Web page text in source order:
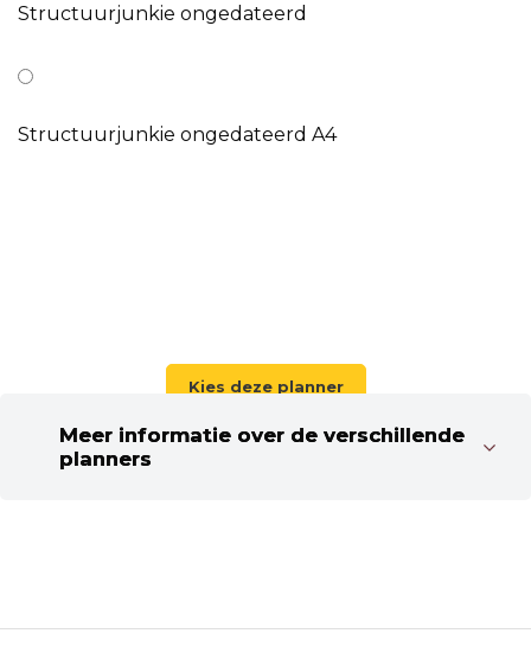
Structuurjunkie ongedateerd
Structuurjunkie ongedateerd A4
Kies deze planner
Meer informatie over de verschillende
planners